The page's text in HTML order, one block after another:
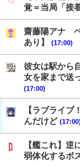
覚＝当局「接
齋藤陽アナ
あり】
(17:00)
彼女は駅から
女を家まで送
(17:00)
【ラブライ
んだけど (17:00)
【艦これ】
弱体化するボ